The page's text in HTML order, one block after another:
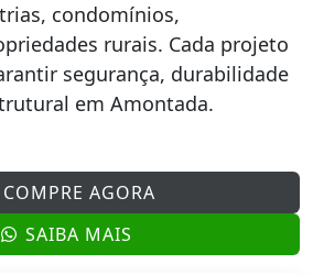
condomínios,
rurais. Cada projeto
segurança, durabilidade
em Amontada.
COMPRE AGORA
SAIBA MAIS